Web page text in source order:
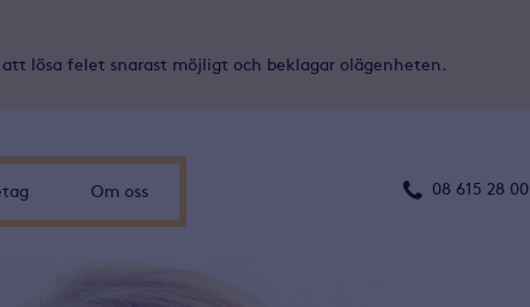
lösa felet snarast möjligt och beklagar olägenheten.
Om oss
Kontakta
08 615 28 00